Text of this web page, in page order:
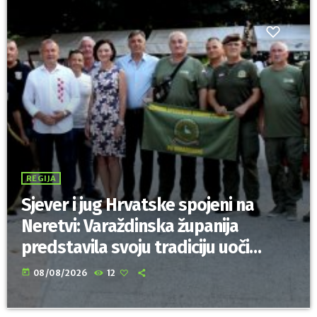
REGIJA
Sjever i jug Hrvatske spojeni na
Neretvi: Varaždinska županija
predstavila svoju tradiciju uoči
Maratona lađa
today 08/08/2026 12